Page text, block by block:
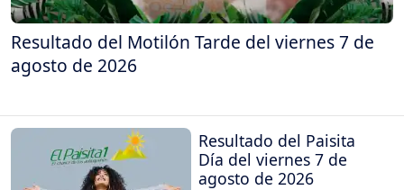
Resultado del Motilón Tarde del viernes 7 de
agosto de 2026
Resultado del Paisita
Día del viernes 7 de
agosto de 2026